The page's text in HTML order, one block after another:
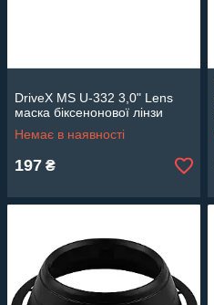
DriveX MS U-332 3,0" Lens
маска біксенонової лінзи
Немає в наявності
197 ₴